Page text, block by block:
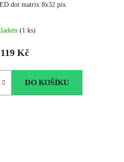
dot matrix 8x32 pix
hodnocení
je
(1 ks)
119 Kč
DO KOŠÍKU